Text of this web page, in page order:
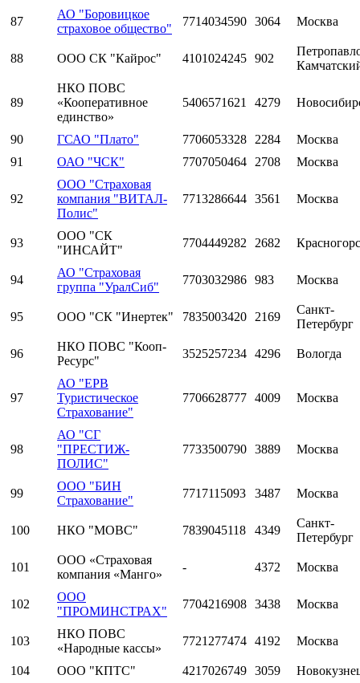
87
АО "Боровицкое
страховое общество"
7714034590 3064 Москва
88 ООО СК "Кайрос" 4101024245 902
89
НКО ПОВС
«Кооперативное
единство»
5406571621 4279
90 ГСАО "Плато" 7706053328 2284
Москва
91
ОАО "ЧСК" 7707050464 2708 Москва
92
ООО "Страховая
компания "ВИТАЛ-
Полис"
7713286644 3561 Москва
93
ООО "СК
"ИНСАЙТ"
7704449282 2682
94
АО "Страховая
группа "УралСиб"
7703032986 983 Москва
95 ООО "СК "Инертек" 7835003420 2169
Санкт-
Петербург
96
НКО ПОВС "Кооп-
Ресурс"
3525257234 4296 Вологда
97
АО "ЕРВ
Туристическое
Страхование"
7706628777 4009 Москва
98
АО "СГ
"ПРЕСТИЖ-
ПОЛИС"
7733500790 3889 Москва
99
ООО "БИН
Страхование"
7717115093 3487 Москва
100 НКО "МОВС" 7839045118 4349
Санкт-
Петербург
101
ООО «Страховая
компания «Манго»
- 4372 Москва
102
ООО
"ПРОМИНСТРАХ"
7704216908 3438 Москва
103
НКО ПОВС
«Народные кассы»
7721277474 4192 Москва
104 ООО "КПТС" 4217026749 3059